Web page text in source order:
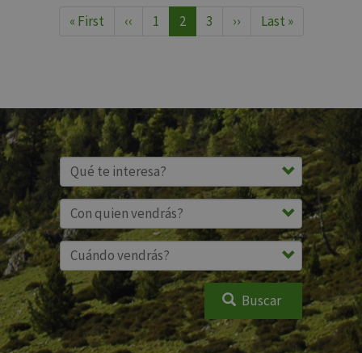
Primera
« First
Página
anterior
‹‹ Página
1
Página
actual
2 Página
3
Siguiente
››
Última
Last »
Buscar